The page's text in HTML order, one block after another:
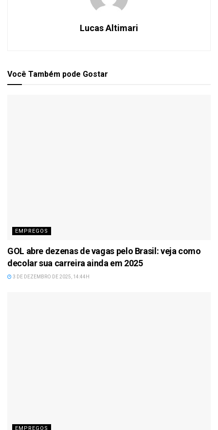
Lucas Altimari
Você Também pode Gostar
EMPREGOS
GOL abre dezenas de vagas pelo Brasil: veja como
decolar sua carreira ainda em 2025
3 DE DEZEMBRO DE 2025, 14:44H
EMPREGOS